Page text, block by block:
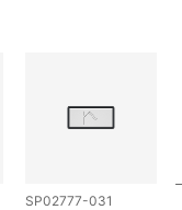
SP02777-031